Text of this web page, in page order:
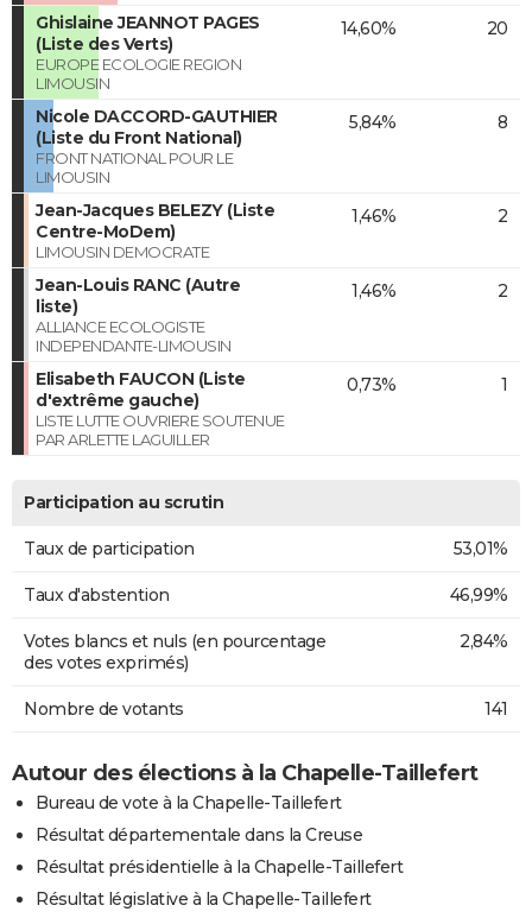
Ghislaine JEANNOT PAGES
(Liste des Verts)
EUROPE ECOLOGIE REGION
LIMOUSIN
14,60% 20
Nicole DACCORD-GAUTHIER
(Liste du Front National)
FRONT NATIONAL POUR LE
LIMOUSIN
5,84% 8
Jean-Jacques BELEZY (Liste
Centre-MoDem)
LIMOUSIN DEMOCRATE
1,46% 2
Jean-Louis RANC (Autre
liste)
ALLIANCE ECOLOGISTE
INDEPENDANTE-LIMOUSIN
1,46% 2
Elisabeth FAUCON (Liste
d'extrême gauche)
LISTE LUTTE OUVRIERE SOUTENUE
PAR ARLETTE LAGUILLER
0,73% 1
Participation au scrutin
Taux de participation 53,01%
Taux d'abstention 46,99%
Votes blancs et nuls (en pourcentage
des votes exprimés)
2,84%
Nombre de votants 141
Autour des élections à la Chapelle-Taillefert
Bureau de vote à la Chapelle-Taillefert
Résultat départementale dans la Creuse
Résultat présidentielle à la Chapelle-Taillefert
Résultat législative à la Chapelle-Taillefert